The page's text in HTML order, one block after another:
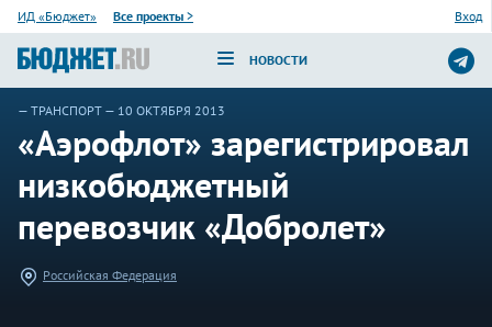
ИД «Бюджет» Все проекты > Вход
НОВОСТИ
— ТРАНСПОРТ — 10 ОКТЯБРЯ 2013
«Аэрофлот» зарегистрировал
низкобюджетный
перевозчик «Добролет»
Российская Федерация